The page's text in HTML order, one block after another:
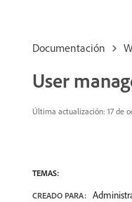
Documentación
User
Última actualización: 17 de
TEMAS:
CREADO PARA: